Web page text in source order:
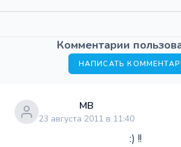
Комментарии
НАПИСАТЬ
МВ
23 августа 2011 в 11:40
:) !!